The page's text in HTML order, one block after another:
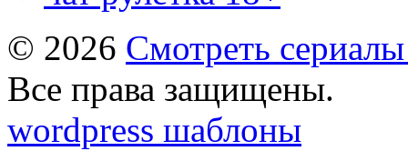
© 2026 Смотреть
Все права защищены.
wordpress шаблоны